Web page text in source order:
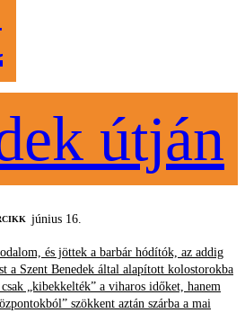
útján
június 16.
és jöttek a barbár hódítók, az addig
a Szent Benedek által alapított kolostorokba
„kibekkelték” a viharos időket, hanem
szökkent aztán szárba a mai